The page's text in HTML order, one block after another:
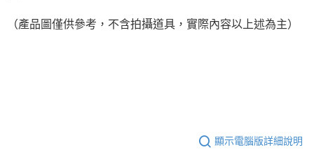
（產品圖僅供參考，不含拍攝道具，實際內容以上述為主）
顯示電腦版詳細說明